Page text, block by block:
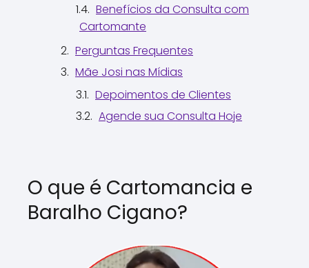
Benefícios da Consulta com
Cartomante
Perguntas Frequentes
Mãe Josi nas Mídias
Depoimentos de Clientes
Agende sua Consulta Hoje
O que é Cartomancia e
Baralho Cigano?